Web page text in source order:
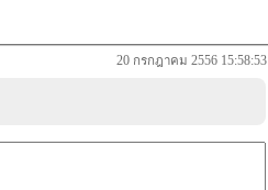
20 กรกฎาคม 2556 15:58:53